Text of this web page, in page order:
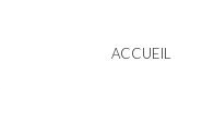
ACCUEIL